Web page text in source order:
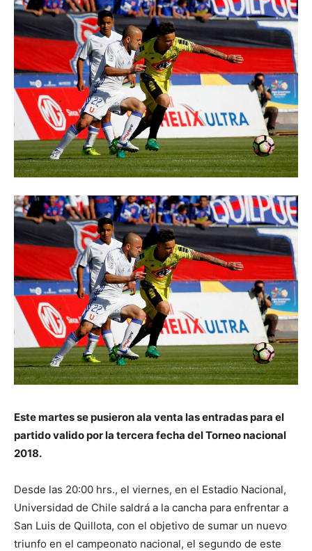
Este martes se pusieron ala venta las entradas para el
partido valido por la tercera fecha del Torneo nacional
2018.
Desde las 20:00 hrs., el viernes, en el Estadio Nacional,
Universidad de Chile saldrá a la cancha para enfrentar a
San Luis de Quillota, con el objetivo de sumar un nuevo
triunfo en el campeonato nacional, el segundo de este